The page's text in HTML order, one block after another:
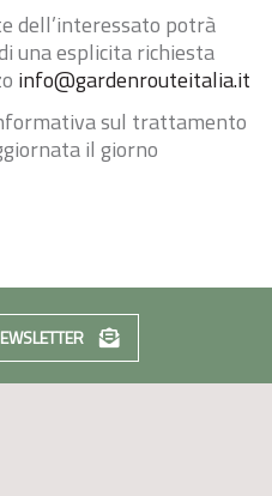
dell’interessato potrà
una esplicita richiesta
info@gardenrouteitalia.it
sul trattamento
il giorno